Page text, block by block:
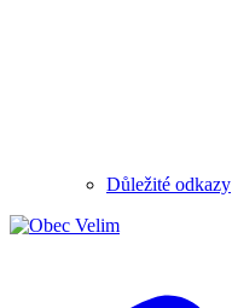
Důležité odkazy